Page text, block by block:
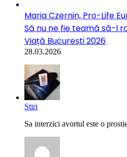
Maria Czernin, Pro-Life
Să nu ne fie teamă să-l
Viață București 2026
28.03.2026
Stiri
Sa interzici avortul este o